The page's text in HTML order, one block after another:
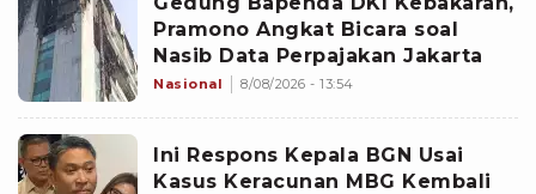
Pramono Angkat Bicara soal
Nasib Data Perpajakan Jakarta
Nasional 8/08/2026 - 13:54
Ini Respons Kepala BGN Usai
Kasus Keracunan MBG Kembali